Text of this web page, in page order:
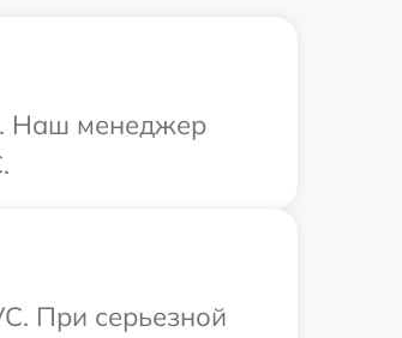
Наш менеджер
При серьезной